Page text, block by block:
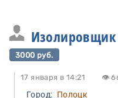
Изолировщик
3000 руб.
17 января в 14:21 👁
Город: Полоцк